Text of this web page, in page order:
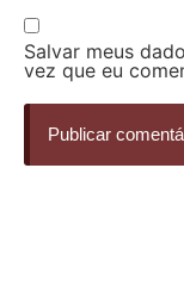
Salvar meus
vez que eu